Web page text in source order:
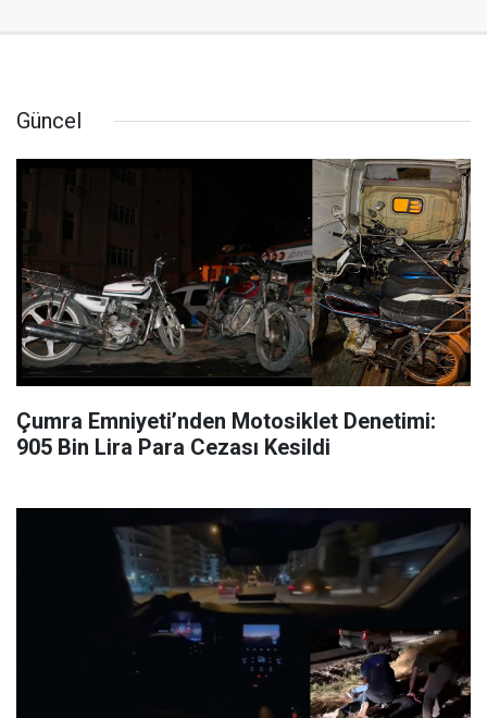
Güncel
Çumra Emniyeti’nden Motosiklet Denetimi:
905 Bin Lira Para Cezası Kesildi